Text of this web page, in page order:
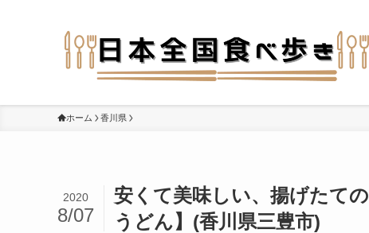
ホーム 香川県
安くて美味しい、揚げたて
うどん】(香川県三豊市)
2020
8/07